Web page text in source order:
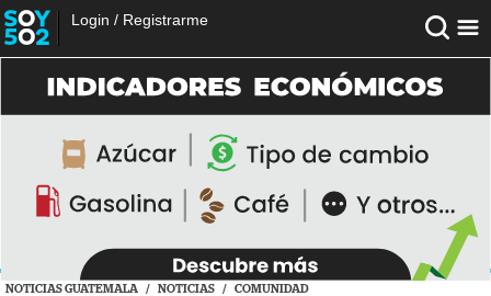
Login / Registrarme
NOTICIAS GUATEMALA / NOTICIAS / COMUNIDAD